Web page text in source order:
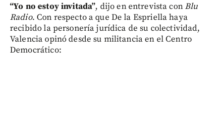
“Yo no estoy invitada”, dijo en entrevista conBlu
Radio. Con respecto a que De la Espriella haya
recibido la personería jurídica de su colectividad,
Valencia opinó desde su militancia en el Centro
Democrático: